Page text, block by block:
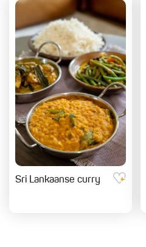
Sri Lankaanse curry